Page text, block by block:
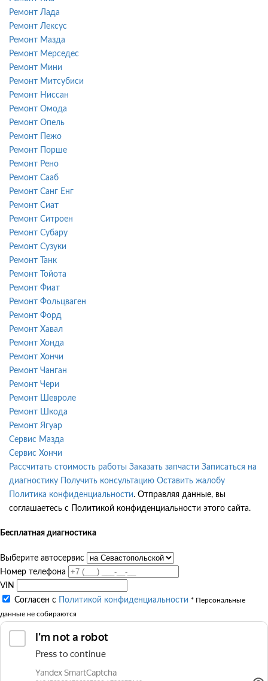
Ремонт Лада
Ремонт Лексус
Ремонт Мазда
Ремонт Мерседес
Ремонт Мини
Ремонт Митсубиси
Ремонт Ниссан
Ремонт Омода
Ремонт Опель
Ремонт Пежо
Ремонт Порше
Ремонт Рено
Ремонт Сааб
Ремонт Санг Енг
Ремонт Сиат
Ремонт Ситроен
Ремонт Субару
Ремонт Сузуки
Ремонт Танк
Ремонт Тойота
Ремонт Фиат
Ремонт Фольцваген
Ремонт Форд
Ремонт Хавал
Ремонт Хонда
Ремонт Хончи
Ремонт Чанган
Ремонт Чери
Ремонт Шевроле
Ремонт Шкода
Ремонт Ягуар
Сервис Мазда
Сервис Хончи
Рассчитать стоимость работы Заказать запчасти Записаться на
диагностику
Получить консультацию Оставить жалобу
Политика конфиденциальности. Отправляя данные, вы
соглашаетесь с Политикой конфиденциальности этого сайта.
Бесплатная диагностика
Выберите автосервис
Номер телефона
VIN
Согласен с
Политикой конфиденциальности * Персональные
данные не собираются